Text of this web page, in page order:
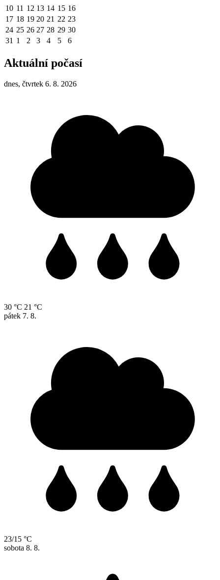
10 11 12 13 14 15 16
17 18 19 20 21 22 23
24 25 26 27 28 29 30
31 1 2 3 4 5 6
Aktuální počasí
dnes, čtvrtek 6. 8. 2026
30 °C 21 °C
pátek 7. 8.
23/15 °C
sobota 8. 8.